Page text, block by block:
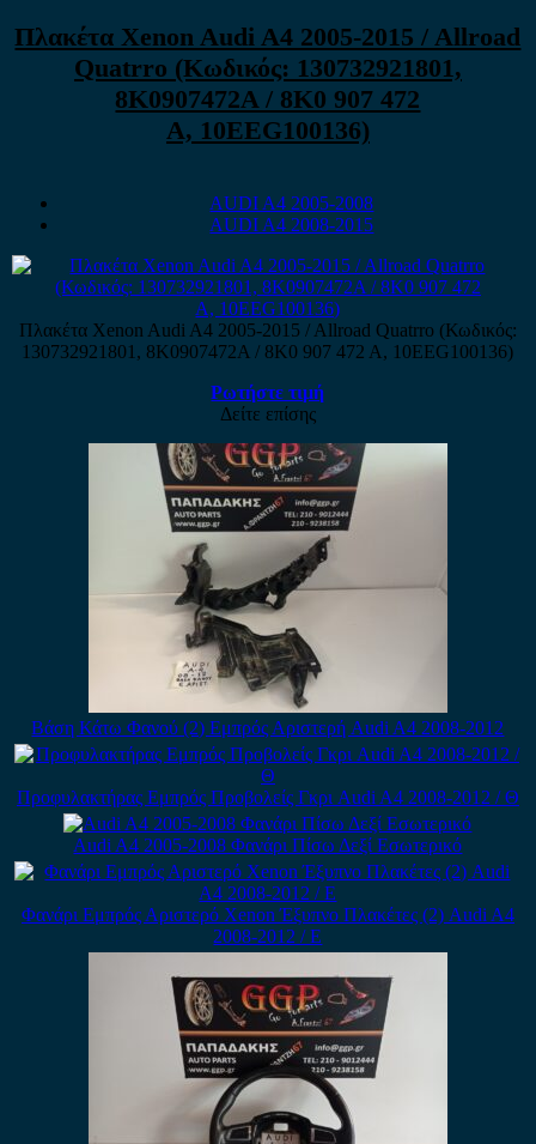
Πλακέτα Xenon Audi A4 2005-2015 / Allroad
Quatrro (Κωδικός: 130732921801,
8K0907472A / 8K0 907 472
A, 10EEG100136)
AUDI A4 2005-2008
AUDI A4 2008-2015
Πλακέτα Xenon Audi A4 2005-2015 / Allroad Quatrro (Κωδικός:
130732921801, 8K0907472A / 8K0 907 472 A, 10EEG100136)
Ρωτήστε τιμή
Δείτε επίσης
Βάση Κάτω Φανού (2) Εμπρός Αριστερή Audi A4 2008-2012
Προφυλακτήρας Εμπρός Προβολείς Γκρι Audi A4 2008-2012 / Θ
Audi A4 2005-2008 Φανάρι Πίσω Δεξί Εσωτερικό
Φανάρι Εμπρός Αριστερό Xenon Έξυπνο Πλακέτες (2) Audi A4
2008-2012 / Ε